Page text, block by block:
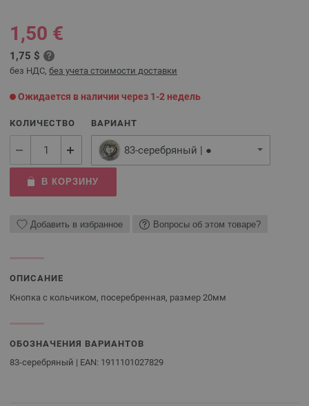
1,50 €
1,75 $
без НДС, без учета стоимости доставки
Ожидается в наличии через 1-2 недель
КОЛИЧЕСТВО ВАРИАНТ
83-серебряный | ●
В КОРЗИНУ
Добавить в избранное Вопросы об этом товаре?
ОПИСАНИЕ
Кнопка с кольчиком, посеребренная, размер 20мм
ОБОЗНАЧЕНИЯ ВАРИАНТОВ
83-серебряный | EAN: 1911101027829